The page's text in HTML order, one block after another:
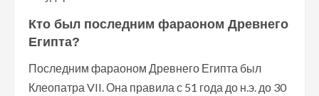
Кто был последним фараоном Древнего
Египта?
Последним фараоном Древнего Египта был
Клеопатра VII. Она правила с 51 года до н.э. до 30